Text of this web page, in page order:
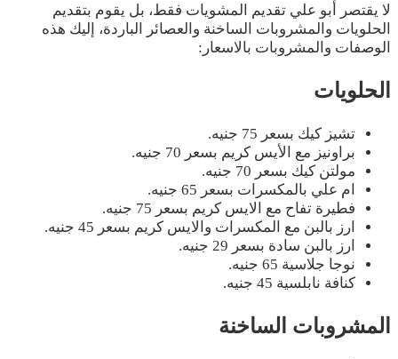
لا يقتصر أبو علي تقديم المشويات فقط، بل يقوم بتقديم
الحلويات والمشروبات الساخنة والعصائر الباردة، إليك هذه
الوصفات والمشروبات بالاسعار:
الحلويات
تشيز كيك بسعر 75 جنيه.
براونيز مع الأيس كريم بسعر 70 جنيه.
مولتن كيك بسعر 70 جنيه.
ام علي بالمكسرات بسعر 65 جنيه.
فطيرة تفاح مع الايس كريم بسعر 75 جنيه.
ارز بالبن مع المكسرات والايس كريم بسعر 45 جنيه.
ارز بالبن سادة بسعر 29 جنيه.
نوجا جلاسية 65 جنيه.
كنافة نابلسية 45 جنيه.
المشروبات الساخنة